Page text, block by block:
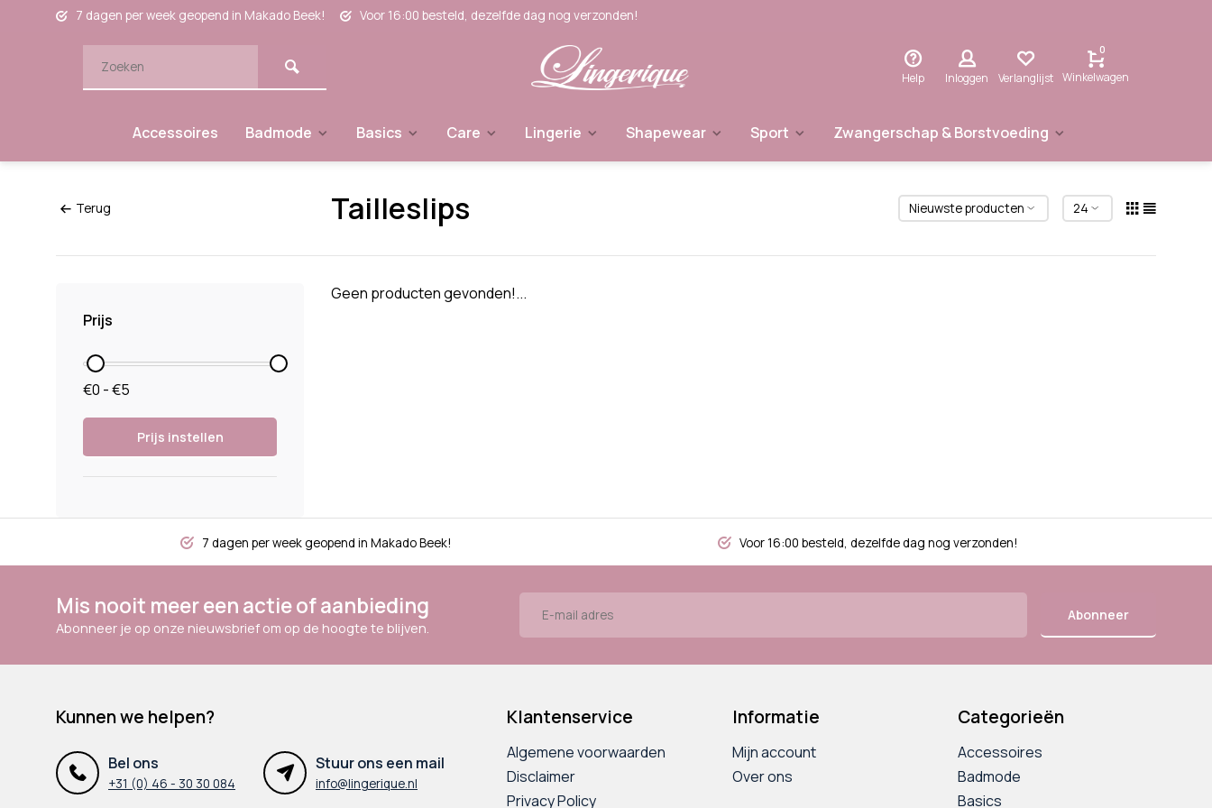
7 dagen per week geopend in Makado Beek! Voor 16:00 besteld, dezelfde dag nog verzonden!
Help Inloggen Verlanglijst
0
Winkelwagen
Accessoires Badmode Basics Care Lingerie Shapewear Sport Zwangerschap & Borstvoeding
Terug Tailleslips
Prijs
€0 - €5
Prijs instellen
Geen producten gevonden!...
7 dagen per week geopend in Makado Beek! Voor 16:00 besteld, dezelfde dag nog verzonden!
Mis nooit meer een actie of aanbieding
Abonneer je op onze nieuwsbrief om op de hoogte te blijven.
Abonneer
Kunnen we helpen?
Bel ons
+31 (0) 46 - 30 30 084
Stuur ons een mail
info@lingerique.nl
Klantenservice
Algemene voorwaarden
Disclaimer
Privacy Policy
Informatie
Mijn account
Over ons
Categorieën
Accessoires
Badmode
Basics